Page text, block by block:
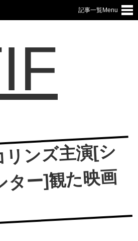
記事一覧Menu
ンズ主演[シ
ター]観た映画